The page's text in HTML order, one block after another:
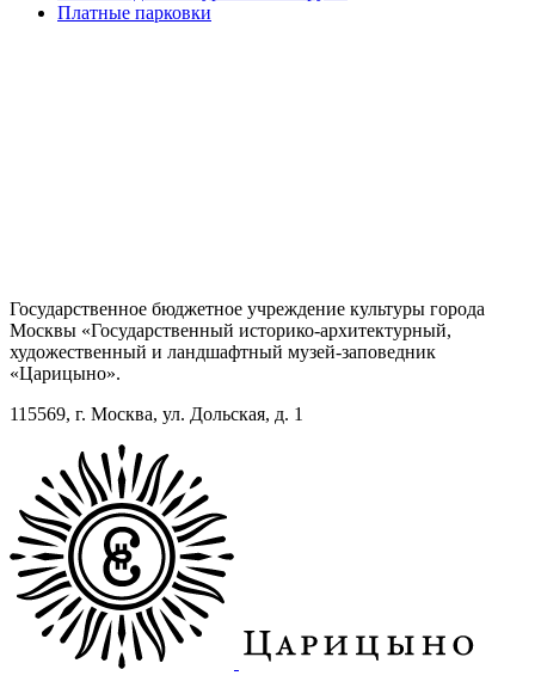
Платные парковки
Государственное бюджетное учреждение культуры города
Москвы «Государственный историко-архитектурный,
художественный и ландшафтный музей-заповедник
«Царицыно».
115569, г. Москва, ул. Дольская, д. 1